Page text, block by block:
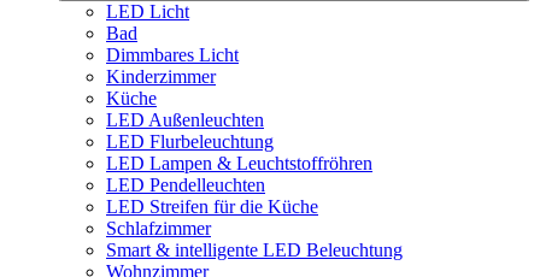
LED Licht
Bad
Dimmbares Licht
Kinderzimmer
Küche
LED Außenleuchten
LED Flurbeleuchtung
LED Lampen & Leuchtstoffröhren
LED Pendelleuchten
LED Streifen für die Küche
Schlafzimmer
Smart & intelligente LED Beleuchtung
Wohnzimmer